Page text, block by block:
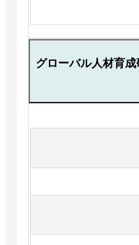
グローバル人材育